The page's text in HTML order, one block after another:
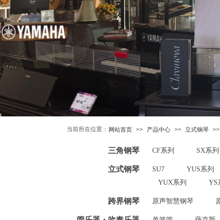
网站首页 >> 产品中心 >> 立式钢琴 >>
当前所在位置：
三角钢琴 CF系列 SX系列
立式钢琴 SU7 YUS系列
YUX系列 YS
跨界钢琴 原声智慧钢琴